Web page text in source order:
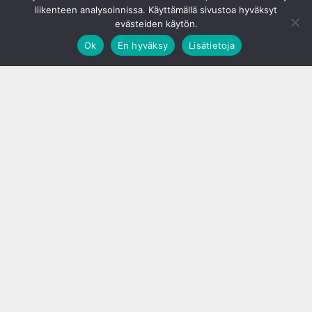
liikenteen analysoinnissa. Käyttämällä sivustoa hyväksyt
evästeiden käytön.
Ok
En hyväksy Lisätietoja